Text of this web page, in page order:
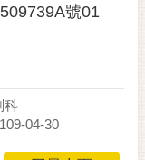
號01
科
04-30